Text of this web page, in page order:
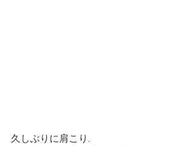
久しぶりに肩こり.